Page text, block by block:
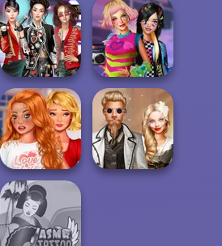
K-Pop Girls Dress
Up Challenge
BFFs Weirdcore
Aesthetic
Bestie To The
Rescue Breakup
P...